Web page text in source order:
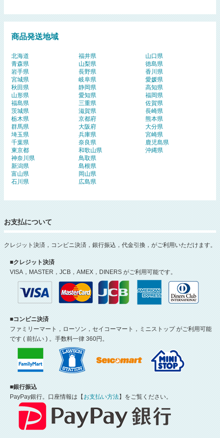
商品発送地域
北海道
青森県
岩手県
宮城県
秋田県
山形県
福島県
茨城県
栃木県
群馬県
埼玉県
千葉県
東京都
神奈川県
新潟県
富山県
石川県
福井県
山梨県
長野県
岐阜県
静岡県
愛知県
三重県
滋賀県
京都府
大阪府
兵庫県
奈良県
和歌山県
鳥取県
島根県
岡山県
広島県
山口県
徳島県
香川県
愛媛県
高知県
福岡県
佐賀県
長崎県
熊本県
大分県
宮崎県
鹿児島県
沖縄県
お支払について
クレジット決済，コンビニ決済，銀行振込，代金引換，がご利用いただけます。
■クレジット決済
VISA，MASTER，JCB，AMEX，DINERS がご利用可能です。
■コンビニ決済
ファミリーマート，ローソン，セイコーマート，ミニストップ がご利用可能
です ( 前払い ) 。手数料一律 360円。
■銀行振込
PayPay銀行。口座情報は【 お支払い方法】をご覧ください。